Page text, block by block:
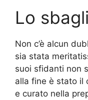
Lo
Non c’è alcun
sia stata
suoi sfidanti non
alla fine è stato il
e curato nella